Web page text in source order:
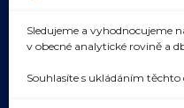
Sledujeme a vyhodnocujeme
v obecné analytické rovině a
Souhlasíte s ukládáním
DIČ: CZ05985480
Dolní náměstí 305/21,